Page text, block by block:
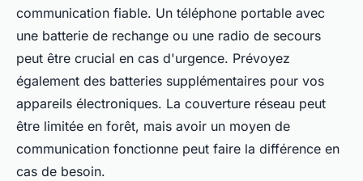
communication fiable. Un téléphone portable avec
une batterie de rechange ou une radio de secours
peut être crucial en cas d'urgence. Prévoyez
également des batteries supplémentaires pour vos
appareils électroniques. La couverture réseau peut
être limitée en forêt, mais avoir un moyen de
communication fonctionne peut faire la différence en
cas de besoin.